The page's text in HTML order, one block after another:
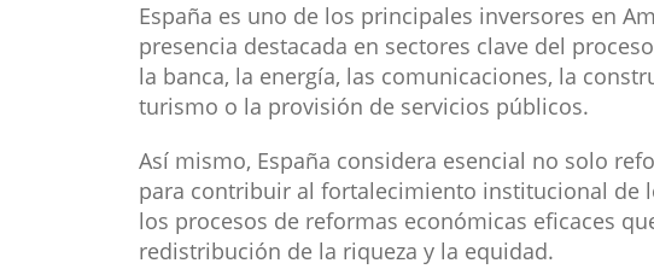
España es uno de los principales inversores en
presencia destacada en sectores clave del
la banca, la energía, las comunicaciones, la
turismo o la provisión de servicios públicos.
Así mismo, España considera esencial no solo
para contribuir al fortalecimiento institucional de
los procesos de reformas económicas eficaces
redistribución de la riqueza y la equidad.